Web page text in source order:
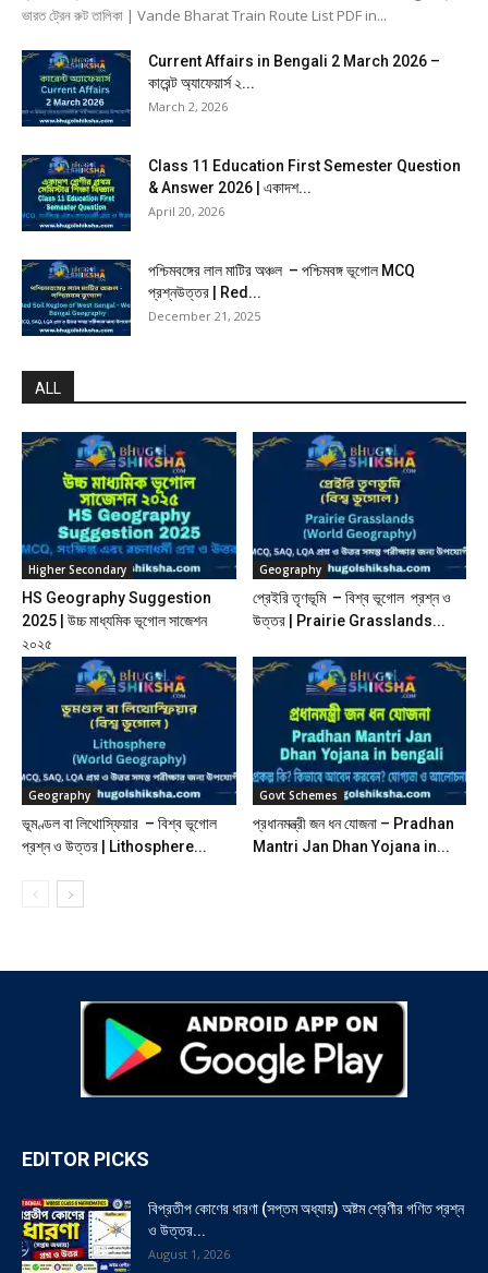
ভারত ট্রেন রুট তালিকা | Vande Bharat Train Route List PDF in...
Current Affairs in Bengali 2 March 2026 –
কারেন্ট অ্যাফেয়ার্স ২...
March 2, 2026
Class 11 Education First Semester Question
& Answer 2026 | একাদশ...
April 20, 2026
পশ্চিমবঙ্গের লাল মাটির অঞ্চল – পশ্চিমবঙ্গ ভূগোল MCQ
প্রশ্নউত্তর | Red...
December 21, 2025
ALL
Higher Secondary
HS Geography Suggestion
2025 | উচ্চ মাধ্যমিক ভূগোল সাজেশন
২০২৫
Geography
প্রেইরি তৃণভূমি – বিশ্ব ভূগোল প্রশ্ন ও
উত্তর | Prairie Grasslands...
Geography
ভূমণ্ডল বা লিথোস্ফিয়ার – বিশ্ব ভূগোল
প্রশ্ন ও উত্তর | Lithosphere...
Govt Schemes
প্রধানমন্ত্রী জন ধন যোজনা – Pradhan
Mantri Jan Dhan Yojana in...
EDITOR PICKS
বিপ্রতীপ কোণের ধারণা (সপ্তম অধ্যায়) অষ্টম শ্রেণীর গণিত প্রশ্ন
ও উত্তর...
August 1, 2026